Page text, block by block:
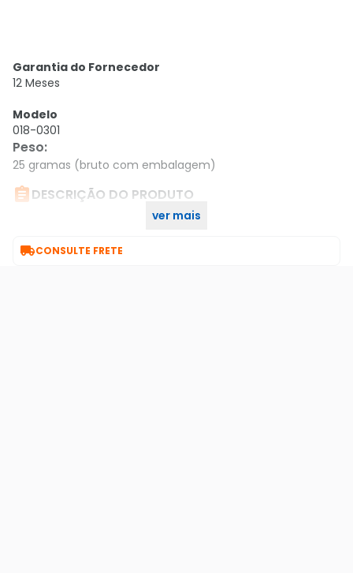
Garantia do Fornecedor
12 Meses
Modelo
018-0301
Peso:
25 gramas (bruto com embalagem)
DESCRIÇÃO DO PRODUTO
ver mais
CONSULTE FRETE